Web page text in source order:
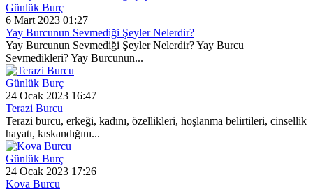
Günlük Burç
6 Mart 2023 01:27
Yay Burcunun Sevmediği Şeyler Nelerdir?
Yay Burcunun Sevmediği Şeyler Nelerdir? Yay Burcu
Sevmedikleri? Yay Burcunun...
Günlük Burç
24 Ocak 2023 16:47
Terazi Burcu
Terazi burcu, erkeği, kadını, özellikleri, hoşlanma belirtileri, cinsellik
hayatı, kıskandığını...
Günlük Burç
24 Ocak 2023 17:26
Kova Burcu